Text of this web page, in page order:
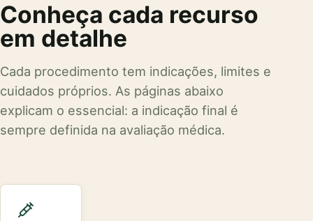
Conheça cada recurso
em detalhe
Cada procedimento tem indicações, limites e
cuidados próprios. As páginas abaixo
explicam o essencial: a indicação final é
sempre definida na avaliação médica.